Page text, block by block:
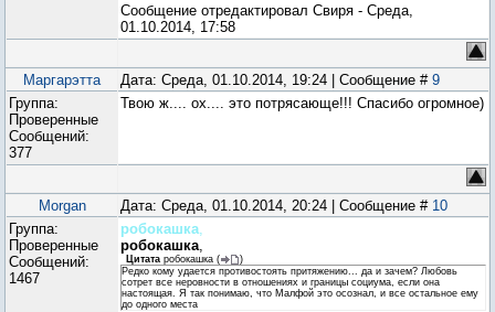
Сообщение отредактировал Свиря - Среда,
01.10.2014, 17:58
Маргарэтта Дата: Среда, 01.10.2014, 19:24 | Сообщение # 9
Группа:
Проверенные
Сообщений:
377
Твою ж.... ох.... это потрясающе!!! Спасибо огромное)
Morgan Дата: Среда, 01.10.2014, 20:24 | Сообщение # 10
Группа:
Проверенные
Сообщений:
1467
робокашка,
робокашка,
Цитата робокашка (
)
Редко кому удается противостоять притяжению... да и зачем? Любовь
сотрет все неровности в отношениях и границы социума, если она
настоящая. Я так понимаю, что Малфой это осознал, и все остальное ему
до одного места